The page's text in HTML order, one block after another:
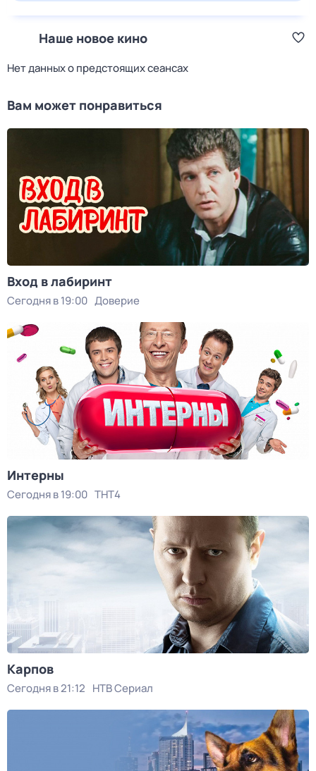
Наше новое кино
Нет данных о предстоящих сеансах
Вам может понравиться
Вход в лабиринт
Сегодня в 19:00 Доверие
Интерны
Сегодня в 19:00 ТНТ4
Карпов
Сегодня в 21:12 НТВ Сериал